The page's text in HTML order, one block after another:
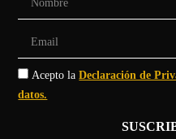
Acepto laDeclaración de
datos.